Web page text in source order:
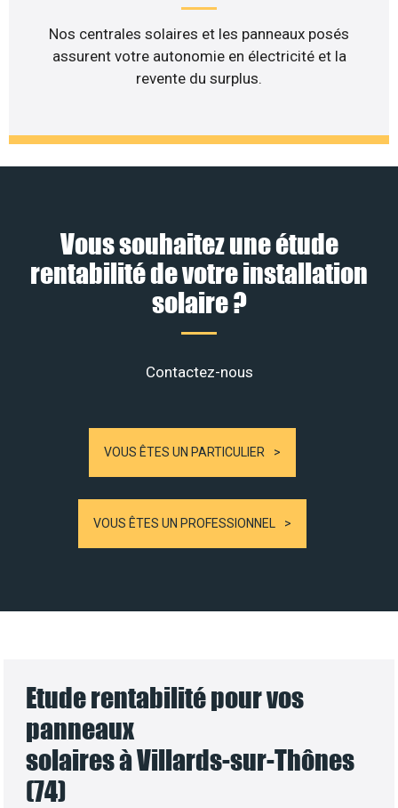
Nos centrales solaires et les panneaux posés
assurent votre autonomie en électricité et la
revente du surplus.
Vous souhaitez une étude
rentabilité de votre installation
solaire ?
Contactez-nous
VOUS ÊTES UN PARTICULIER
VOUS ÊTES UN PROFESSIONNEL
Etude rentabilité pour vos
panneaux
solaires à Villards-sur-Thônes
(74)